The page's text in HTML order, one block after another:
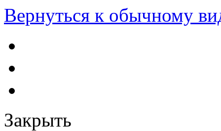
Вернуться к обычному
Закрыть